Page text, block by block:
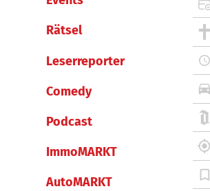
Rätsel
Leserreporter
Comedy
Podcast
ImmoMARKT
AutoMARKT